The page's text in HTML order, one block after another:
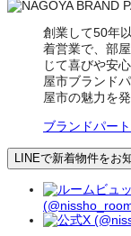
創業して50年
着営業で、部
じて喜びや安
屋市ブランド
屋市の魅力を
ブランドパー
LINEで新着物件をお